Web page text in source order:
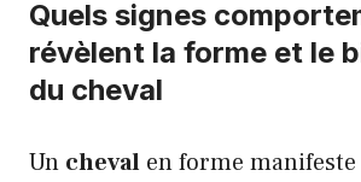
Quels signes
révèlent la forme et le
du cheval
Un cheval en forme